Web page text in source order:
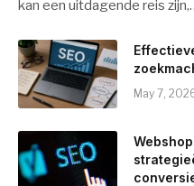
kan een uitdagende reis
May 7,